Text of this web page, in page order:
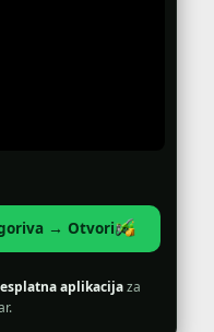
goriva → Otvori
aplikacijaza